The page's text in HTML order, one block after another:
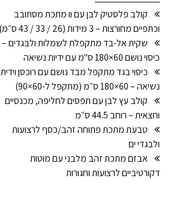
קולב פלסטיק לבן עם וו מתכת מסתובב
וכתפיים מחורצות – 3 מידות (26 / 33 / 43 ס״מ)
שקית אל-בד מתקפלת לשמלות ולבגדים –
כיסוי נושם 60×180 ס"מ עם ידיות נשיאה
כיסוי בגד מתקפל מבד נושם עם רוכסן וידית
נשיאה – 60×180 ס״מ (מתקפל ל-60×90)
קולב עץ לבן עם תפסים לחליפה, מכנסיים
וחצאית – רוחב 44.5 ס״מ
טבעת מתכת פתוחה זהב/כסף לרצועות
ולבגדי ים
אבזם מתכת זהב מלבני עם מוטות
דקורטיביים לרצועות וחגורות